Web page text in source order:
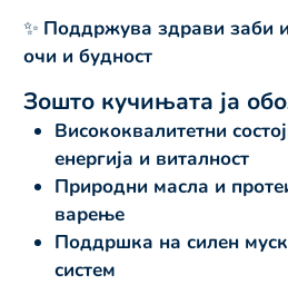
✨ Поддржува здрави заби
очи и будност
Зошто кучињата ја
Висококвалитетни
енергија и виталност
Природни масла и
варење
Поддршка на силен
систем